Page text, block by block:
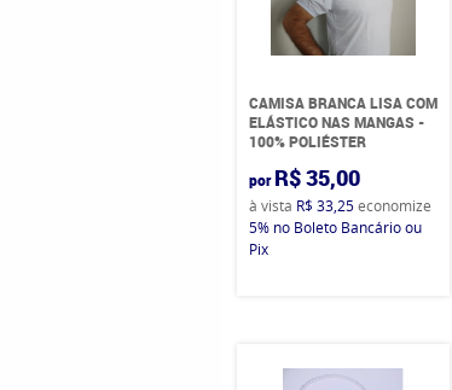
CAMISA BRANCA LISA COM
ELÁSTICO NAS MANGAS -
100% POLIÉSTER
por R$ 35,00
à vista R$ 33,25economize
5% no Boleto Bancário ou
Pix